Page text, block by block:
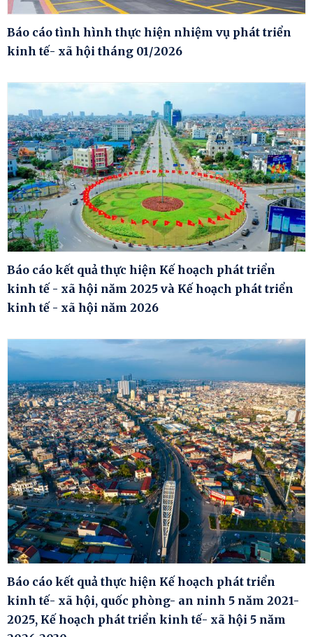
Báo cáo tình hình thực hiện nhiệm vụ phát triển
kinh tế- xã hội tháng 01/2026
Báo cáo kết quả thực hiện Kế hoạch phát triển
kinh tế - xã hội năm 2025 và Kế hoạch phát triển
kinh tế - xã hội năm 2026
Báo cáo kết quả thực hiện Kế hoạch phát triển
kinh tế- xã hội, quốc phòng- an ninh 5 năm 2021-
2025, Kế hoạch phát triển kinh tế- xã hội 5 năm